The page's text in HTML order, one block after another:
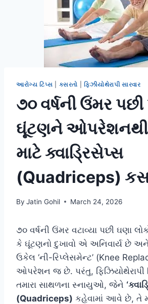
આરોગ્ય ટિપ્સ કસરતો ફિઝીયોથેરાપી સારવાર
૭૦ વર્ષની ઉંમર
ઘૂંટણને ઓપરેશનથી
માટે ક્વાડ્રિસેપ્સ
(Quadriceps)
By Jatin Gohil March 24, 2026
૭૦ વર્ષની ઉંમર વટાવ્યા પછી ઘણા
કે ઘૂંટણનો દુખાવો એ અનિવાર્ય છે
ઉકેલ ‘ની-રિપ્લેસમેન્ટ’ (Knee
ઓપરેશન જ છે. પરંતુ, ફિઝિયોથેરાપી
તમારા સાથળના સ્નાયુઓ, જેને
(Quadriceps) કહેવામાં આવે છે, તે